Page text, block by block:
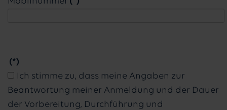
(*)
Ich stimme zu, dass meine Angaben zur
Beantwortung meiner Anmeldung und der Dauer
der Vorbereitung, Durchführung und